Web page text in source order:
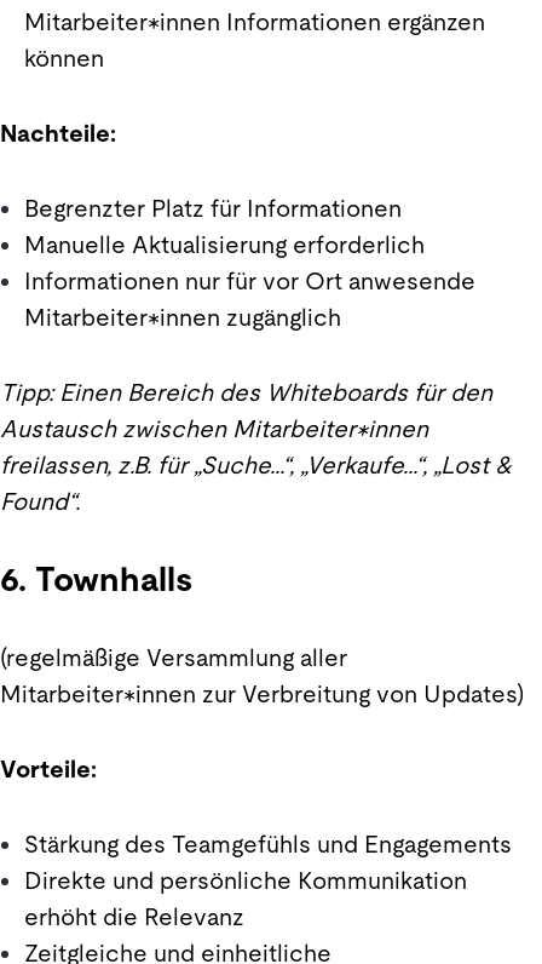
Mitarbeiter*innen Informationen ergänzen
können
Nachteile:
Begrenzter Platz für Informationen
Manuelle Aktualisierung erforderlich
Informationen nur für vor Ort anwesende
Mitarbeiter*innen zugänglich
Tipp: Einen Bereich des Whiteboards für den
Austausch zwischen Mitarbeiter*innen
freilassen, z.B. für „Suche...“, „Verkaufe...“, „Lost &
Found“.
6. Townhalls
(regelmäßige Versammlung aller
Mitarbeiter*innen zur Verbreitung von Updates)
Vorteile:
Stärkung des Teamgefühls und Engagements
Direkte und persönliche Kommunikation
erhöht die Relevanz
Zeitgleiche und einheitliche